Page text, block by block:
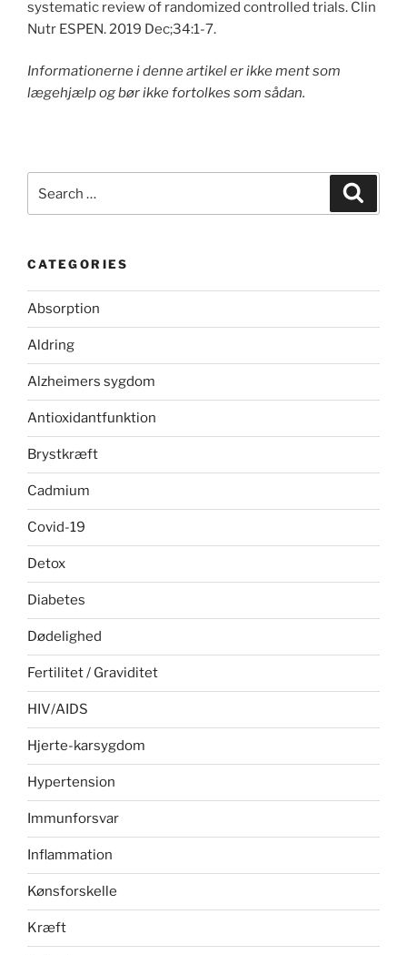
systematic review of randomized controlled trials. Clin
Nutr ESPEN. 2019 Dec;34:1-7.
Informationerne i denne artikel er ikke ment som
lægehjælp og bør ikke fortolkes som sådan.
for:
CATEGORIES
Absorption
Aldring
Alzheimers sygdom
Antioxidantfunktion
Brystkræft
Cadmium
Covid-19
Detox
Diabetes
Dødelighed
Fertilitet / Graviditet
HIV/AIDS
Hjerte-karsygdom
Hypertension
Immunforsvar
Inflammation
Kønsforskelle
Kræft